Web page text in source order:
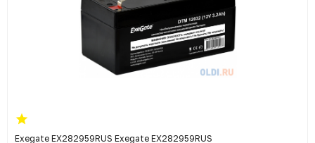
Exegate EX282959RUS Exegate EX282959RUS